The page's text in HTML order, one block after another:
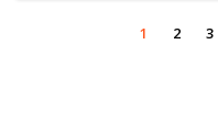
1 2 3